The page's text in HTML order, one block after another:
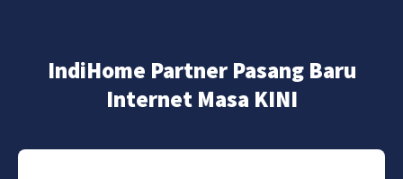
IndiHome Partner Pasang Baru
Internet Masa KINI